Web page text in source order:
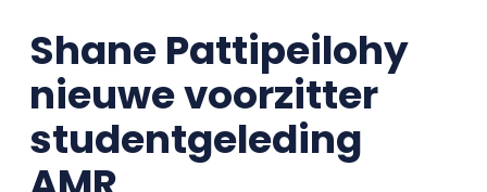
Shane Pattipeilohy
nieuwe voorzitter
studentgeleding